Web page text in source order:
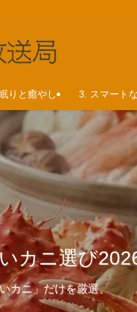
りと癒やし 3. スマート
問から解放
カニ選び
カニ」だけを厳選。
の拷問」で
ッキリした朝を。